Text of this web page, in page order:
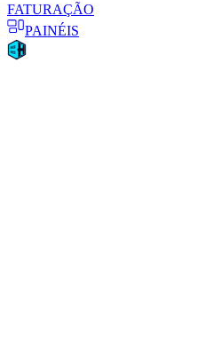
FATURAÇÃO
PAINÉIS